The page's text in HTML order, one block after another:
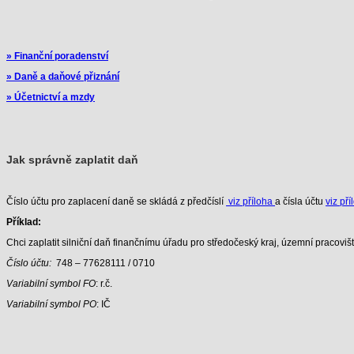
» Finanční poradenství
» Daně a daňové přiznání
» Účetnictví a mzdy
Jak správně zaplatit daň
Číslo účtu pro zaplacení daně se skládá z předčíslí viz příloha a čísla účtu viz
Příklad:
Chci zaplatit silniční daň finančnímu úřadu pro středočeský kraj, územní
Číslo účtu: 748 – 77628111 / 0710
Variabilní symbol FO: r.č.
Variabilní symbol PO: IČ